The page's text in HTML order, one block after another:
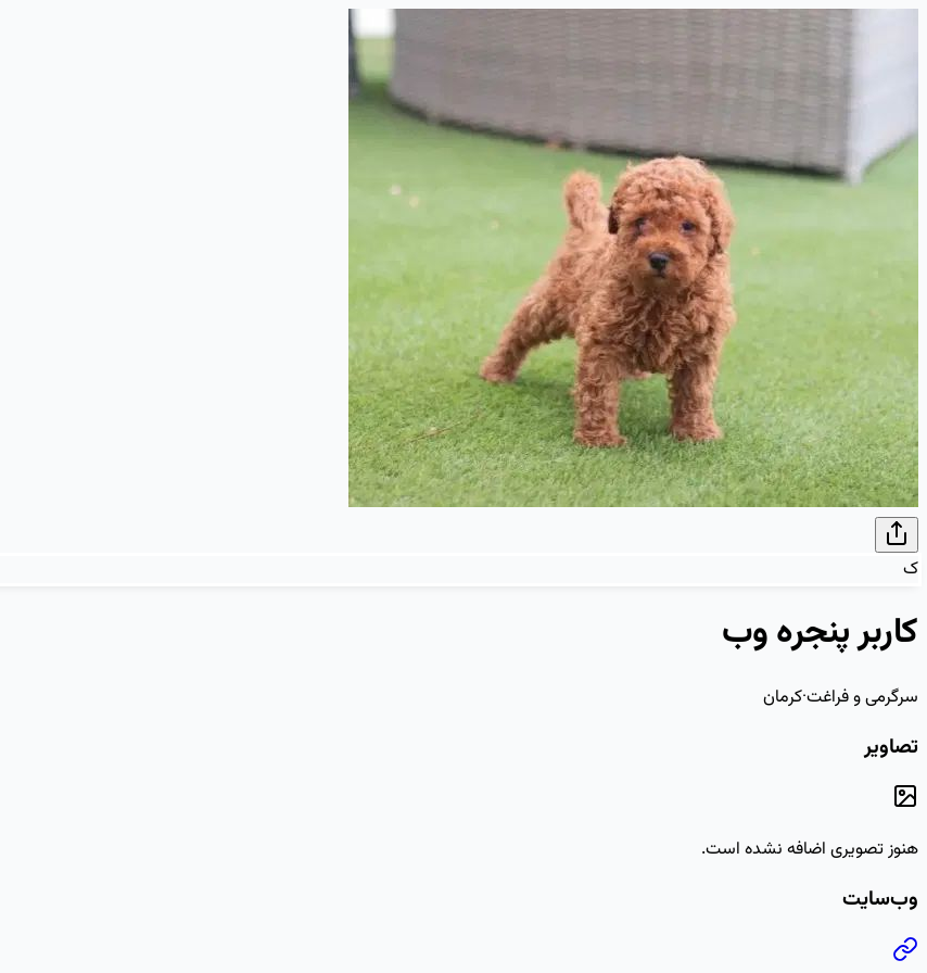
ک
کاربر پنجره وب
سرگرمی و فراغت·کرمان
تصاویر
هنوز تصویری اضافه نشده است.
وب‌سایت